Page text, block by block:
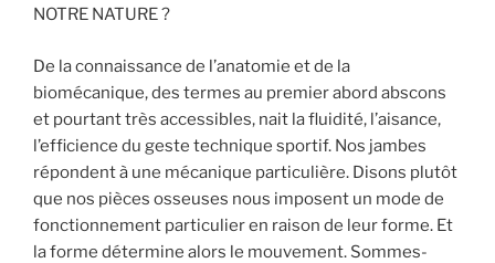
NOTRE NATURE ?
De la connaissance de l’anatomie et de la
biomécanique, des termes au premier abord abscons
et pourtant très accessibles, nait la fluidité, l’aisance,
l’efficience du geste technique sportif. Nos jambes
répondent à une mécanique particulière. Disons plutôt
que nos pièces osseuses nous imposent un mode de
fonctionnement particulier en raison de leur forme. Et
la forme détermine alors le mouvement. Sommes-